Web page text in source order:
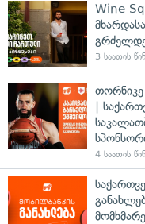
Wine
3 საათის წინ
თორნიკე
|
4 საათის წინ